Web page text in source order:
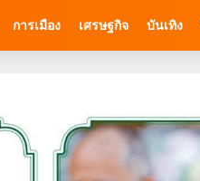
การเมือง เศรษฐกิจ บันเทิง